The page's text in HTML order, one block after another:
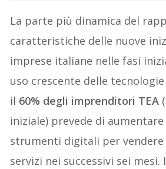
La parte più dinamica del
caratteristiche delle nuove
imprese italiane nelle fasi
uso crescente delle
il 60% degli imprenditori TEA
iniziale) prevede di aumentare
strumenti digitali per
servizi nei successivi sei mesi.